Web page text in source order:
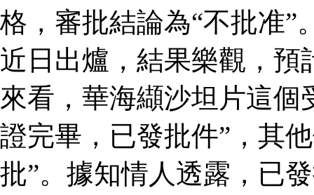
格，審批結論為“不批准”
近日出爐，結果樂觀，預
來看，華海纈沙坦片這個
證完畢，已發批件”，其
批”。據知情人透露，已